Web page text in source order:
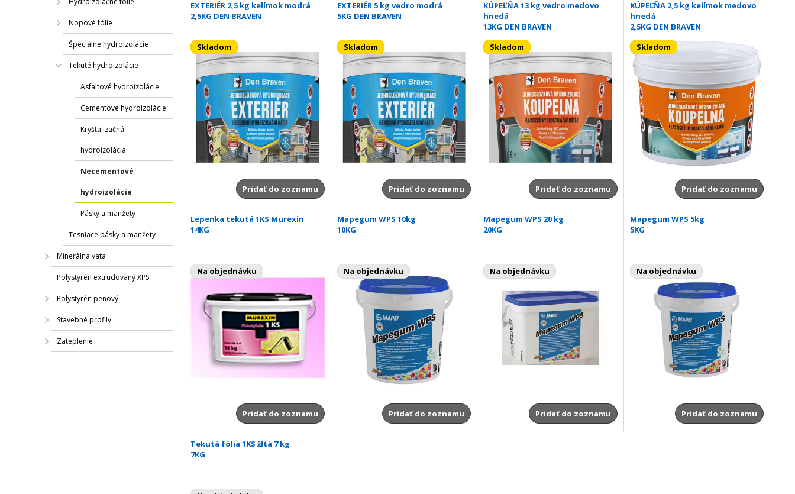
Nopové fólie
Špeciálne hydroizolácie
Tekuté hydroizolácie
Asfaltové hydroizolácie
Cementové hydroizolácie
Kryštalizačná
hydroizolácia
Necementové
hydroizolácie
Pásky a manžety
Tesniace pásky a manžety
Minerálna vata
Polystyrén extrudovaný XPS
Polystyrén penový
Stavebné profily
Zateplenie
EXTERIÉR 2,5 kg kelímok modrá
2,5KG DEN BRAVEN
Skladom
Pridať do zoznamu
EXTERIÉR 5 kg vedro modrá
5KG DEN BRAVEN
Skladom
Pridať do zoznamu
KÚPEĽŇA 13 kg vedro medovo
hnedá
13KG DEN BRAVEN
Skladom
Pridať do zoznamu
KÚPEĽŇA 2,5 kg kelímok medovo
hnedá
2,5KG DEN BRAVEN
Skladom
Pridať do zoznamu
Lepenka tekutá 1KS Murexin
14KG
Na objednávku
Pridať do zoznamu
Mapegum WPS 10kg
10KG
Na objednávku
Pridať do zoznamu
Mapegum WPS 20 kg
20KG
Na objednávku
Pridať do zoznamu
Mapegum WPS 5kg
5KG
Na objednávku
Pridať do zoznamu
Tekutá fólia 1KS žltá 7 kg
7KG